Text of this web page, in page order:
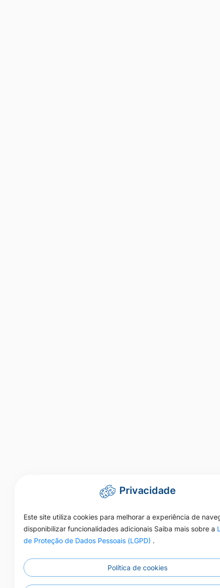
Privacidade
Este site utiliza cookies para melhorar a experiência de
disponibilizar funcionalidades adicionais Saiba mais sobre a
de Proteção de Dados Pessoais (LGPD) .
Política de cookies